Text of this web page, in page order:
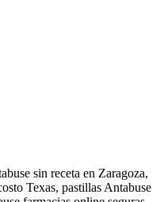
sin receta en Zaragoza,
Texas, pastillas Antabuse